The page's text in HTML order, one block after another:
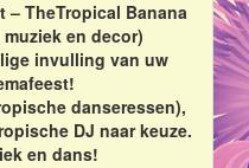
– TheTropical Banana
en decor)
invulling van uw
danseressen),
DJ naar keuze.
en dans!